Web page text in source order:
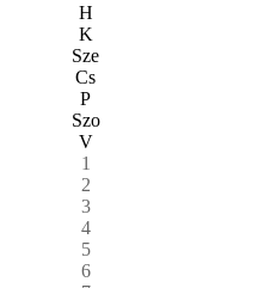
H
K
Sze
Cs
P
Szo
V
1
2
3
4
5
6